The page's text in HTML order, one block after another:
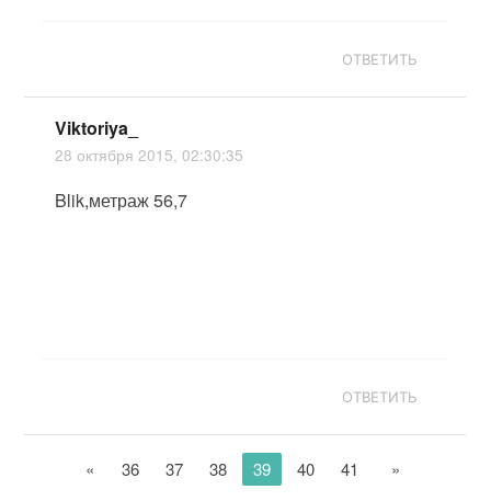
ОТВЕТИТЬ
Viktoriya_
28 октября 2015, 02:30:35
Blik,метраж 56,7
ОТВЕТИТЬ
« 36 37 38 39 40 41 »